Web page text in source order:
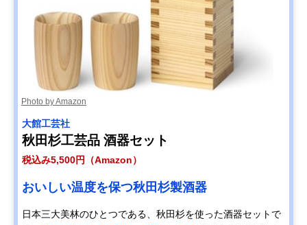
Photo by Amazon
大館工芸社
秋田杉工芸品 酒器セット
税込み5,500円（Amazon）
おいしい温度を保つ秋田杉製酒器
日本三大美林のひとつである、秋田杉を使った酒器セットで